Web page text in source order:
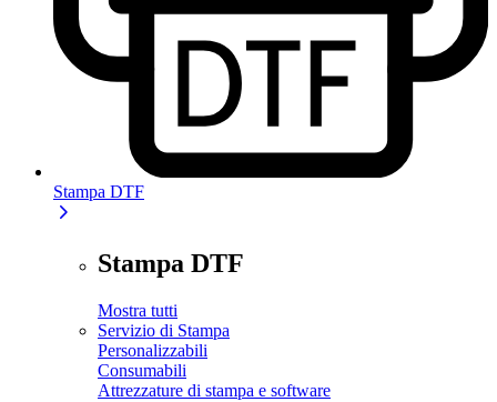
Stampa DTF
Stampa DTF
Mostra tutti
Servizio di Stampa
Personalizzabili
Consumabili
Attrezzature di stampa e software